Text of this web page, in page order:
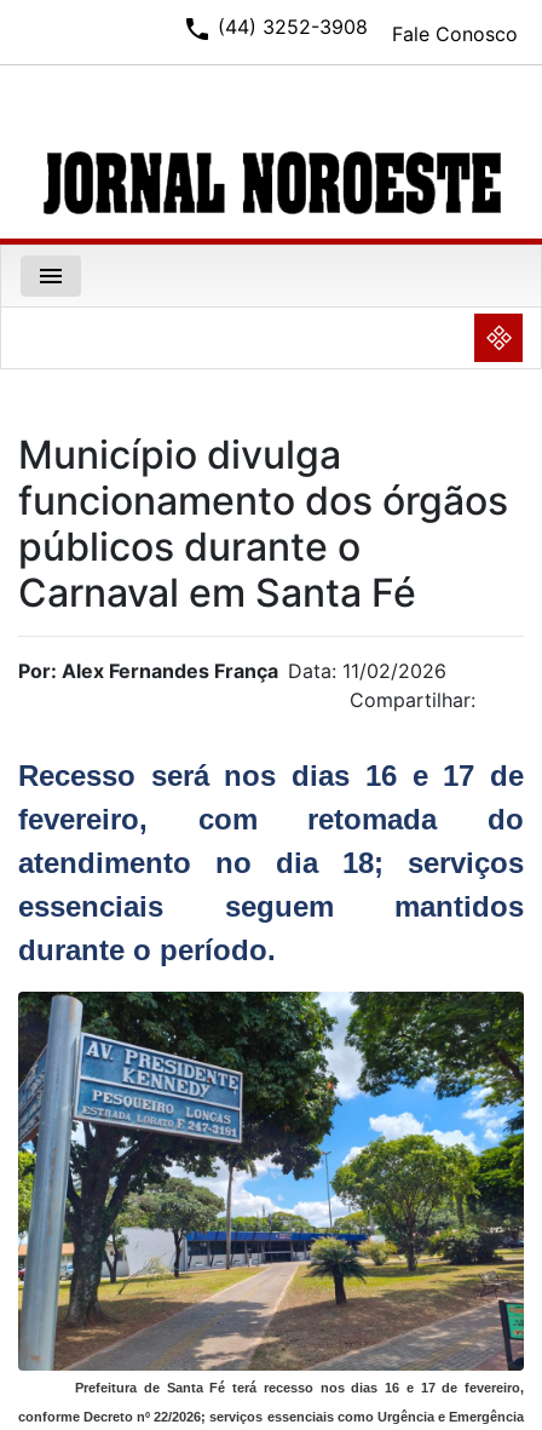
Fale Conosco
phone (44) 3252-3908
menu
NULL
Município divulga
funcionamento dos órgãos
públicos durante o
Carnaval em Santa Fé
Por: Alex Fernandes França Data: 11/02/2026
Compartilhar:
Recesso será nos dias 16 e 17 de
fevereiro, com retomada do
atendimento no dia 18; serviços
essenciais seguem mantidos
durante o período.
Prefeitura de Santa Fé terá recesso nos dias 16 e 17 de fevereiro,
conforme Decreto nº 22/2026; serviços essenciais como Urgência e Emergência